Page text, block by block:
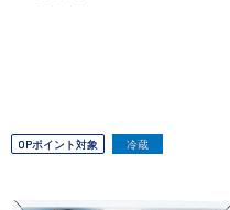
OPポイント対象 冷蔵